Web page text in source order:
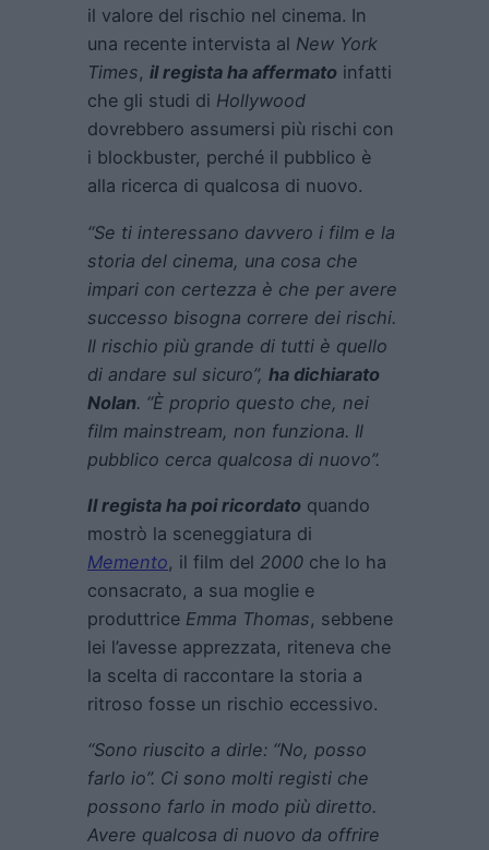
il valore del rischio nel cinema. In
una recente intervista al New York
Times, il regista ha affermato infatti
che gli studi di Hollywood
dovrebbero assumersi più rischi con
i blockbuster, perché il pubblico è
alla ricerca di qualcosa di nuovo.
“Se ti interessano davvero i film e la
storia del cinema, una cosa che
impari con certezza è che per avere
successo bisogna correre dei rischi.
Il rischio più grande di tutti è quello
di andare sul sicuro”, ha dichiarato
Nolan. “È proprio questo che, nei
film mainstream, non funziona. Il
pubblico cerca qualcosa di nuovo”.
Il regista ha poi ricordato quando
mostrò la sceneggiatura di
Memento, il film del 2000 che lo ha
consacrato, a sua moglie e
produttrice Emma Thomas, sebbene
lei l’avesse apprezzata, riteneva che
la scelta di raccontare la storia a
ritroso fosse un rischio eccessivo.
“Sono riuscito a dirle: “No, posso
farlo io”. Ci sono molti registi che
possono farlo in modo più diretto.
Avere qualcosa di nuovo da offrire